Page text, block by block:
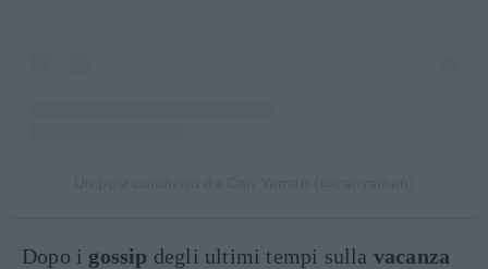
Dopo i gossip degli ultimi tempi sulla vacanza